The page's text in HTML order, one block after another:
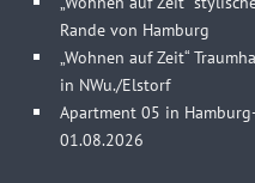
Rande von Hamburg
„Wohnen auf Zeit“
in NWu./Elstorf
Apartment 05 in
01.08.2026